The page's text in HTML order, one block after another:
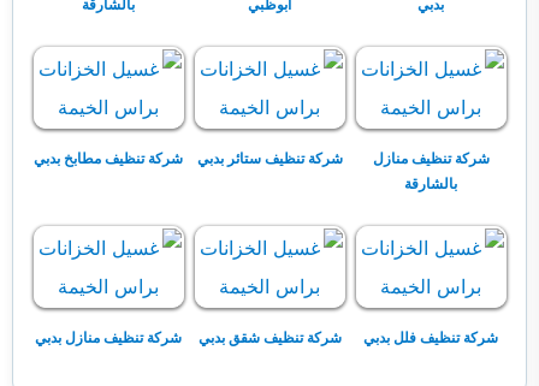
بدبي
أبوظبي
بالشارقة
شركة تنظيف منازل
بالشارقة
شركة تنظيف ستائر بدبي شركة تنظيف مطابخ بدبي
شركة تنظيف فلل بدبي شركة تنظيف شقق بدبي شركة تنظيف منازل بدبي